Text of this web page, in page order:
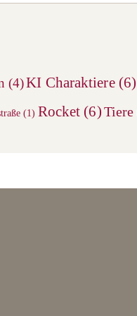
(4)KI Charaktiere(6)
(1) Rocket (6)Tiere